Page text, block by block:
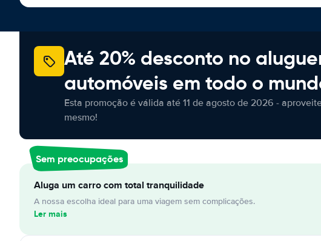
Até 20% desconto no
automóveis em todo o
Esta promoção é válida até 11 de agosto de 2026 -
mesmo!
Sem preocupações
Aluga um carro com total tranquilidade
A nossa escolha ideal para uma viagem sem complicações.
Ler mais